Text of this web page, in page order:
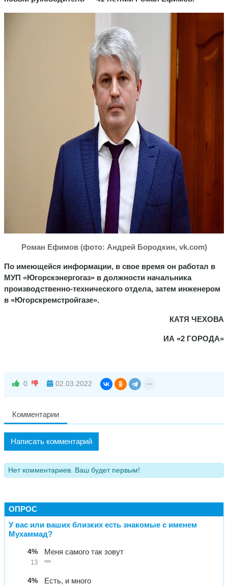
Роман Ефимов (фото: Андрей Бородкин, vk.com)
По имеющейся информации, в свое время он работал в
МУП «Югорскэнергогаз» в должности начальника
производственно-технического отдела, затем инженером
в «Югорскремстройгазе».
КАТЯ ЧЕХОВА
ИА «2 ГОРОДА»
0 02.03.2022
Комментарии
Написать комментарий
Нет комментариев. Ваш будет первым!
ОПРОС
У вас или ваших близких есть знакомые с именем
Мухаммад?
4%
13
Меня самого так зовут
4% Есть, и много